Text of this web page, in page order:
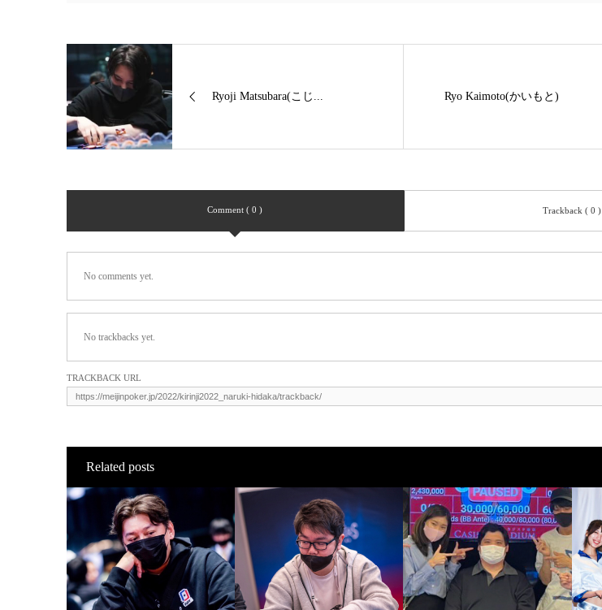
Ryoji Matsubara(こじ... Ryo Kaimoto(かいもと)
Comment ( 0 ) Trackback ( 0 )
No comments yet.
No trackbacks yet.
TRACKBACK URL
Related posts